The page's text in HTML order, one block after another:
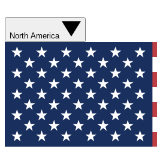
North America